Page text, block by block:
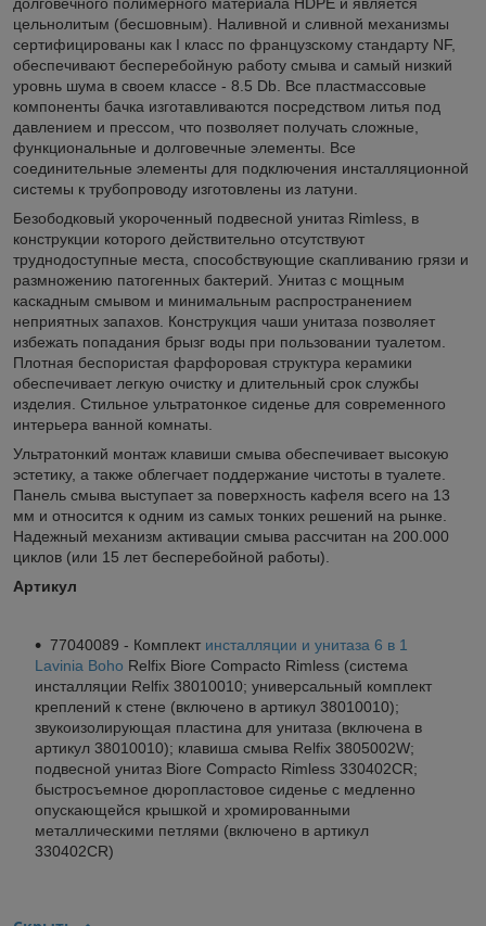
цельнолитым (бесшовным). Наливной и сливной механизмы
сертифицированы как I класс по французскому стандарту NF,
обеспечивают бесперебойную работу смыва и самый низкий
уровнь шума в своем классе - 8.5 Db. Все пластмассовые
компоненты бачка изготавливаются посредством литья под
давлением и прессом, что позволяет получать сложные,
функциональные и долговечные элементы. Все
соединительные элементы для подключения инсталляционной
системы к трубопроводу изготовлены из латуни.
Безободковый укороченный подвесной унитаз Rimless, в
конструкции которого действительно отсутствуют
труднодоступные места, способствующие скапливанию грязи и
размножению патогенных бактерий. Унитаз с мощным
каскадным смывом и минимальным распространением
неприятных запахов. Конструкция чаши унитаза позволяет
избежать попадания брызг воды при пользовании туалетом.
Плотная беспористая фарфоровая структура керамики
обеспечивает легкую очистку и длительный срок службы
изделия. Стильное ультратонкое сиденье для современного
интерьера ванной комнаты.
Ультратонкий монтаж клавиши смыва обеспечивает высокую
эстетику, а также облегчает поддержание чистоты в туалете.
Панель смыва выступает за поверхность кафеля всего на 13
мм и относится к одним из самых тонких решений на рынке.
Надежный механизм активации смыва рассчитан на 200.000
циклов (или 15 лет бесперебойной работы).
Артикул
77040089 - Комплект инсталляции и унитаза 6 в 1
Lavinia Boho Relfix Biore Compacto Rimless (система
инсталляции Relfix 38010010; универсальный комплект
креплений к стене (включено в артикул 38010010);
звукоизолирующая пластина для унитаза (включена в
артикул 38010010); клавиша смыва Relfix 3805002W;
подвесной унитаз Biore Compacto Rimless 330402CR;
быстросъемное дюропластовое сиденье с медленно
опускающейся крышкой и хромированными
металлическими петлями (включено в артикул
330402CR)